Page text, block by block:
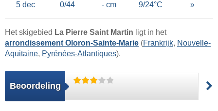
5 dec 0/44 - cm 9/24°C »
Het skigebied La Pierre Saint Martin ligt in het
arrondissement Oloron-Sainte-Marie (Frankrijk, Nouvelle-
Aquitaine, Pyrénées-Atlantiques).
Beoordeling